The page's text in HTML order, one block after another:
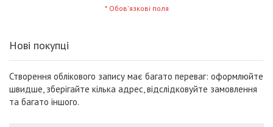
Нові покупці
Створення облікового запису має багато переваг: оформлюйте
швидше, зберігайте кілька адрес, відслідковуйте замовлення
та багато іншого.